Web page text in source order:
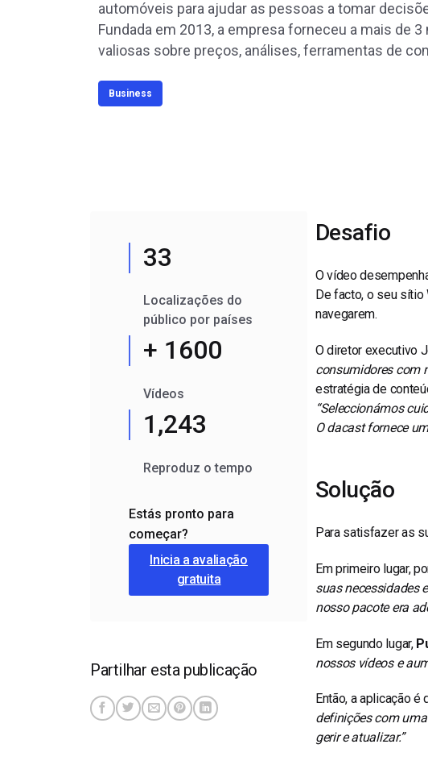
Alojamento de Vídeo Online
Video CMS
Privacidade e Segurança
automóveis para ajudar as pessoas a tomar
Fundada em 2013, a empresa forneceu a mais de
valiosas sobre preços, análises, ferramentas de
Business
33
Localizações do
público por países
+ 1600
Vídeos
1,243
Reproduz o tempo
Estás pronto para
começar?
Inicia a avaliação
gratuita
Partilhar esta publicação
Desafio
O vídeo
De facto, o seu
navegarem.
O diretor executivo
consumidores com
estratégia de
“Seleccionámos
O dacast fornece
Solução
Para satisfazer as
Em primeiro lugar,
suas necessidades
nosso pacote era
Em segundo lugar,
nossos vídeos e
Então, a aplicação
definições com
gerir e atualizar.”